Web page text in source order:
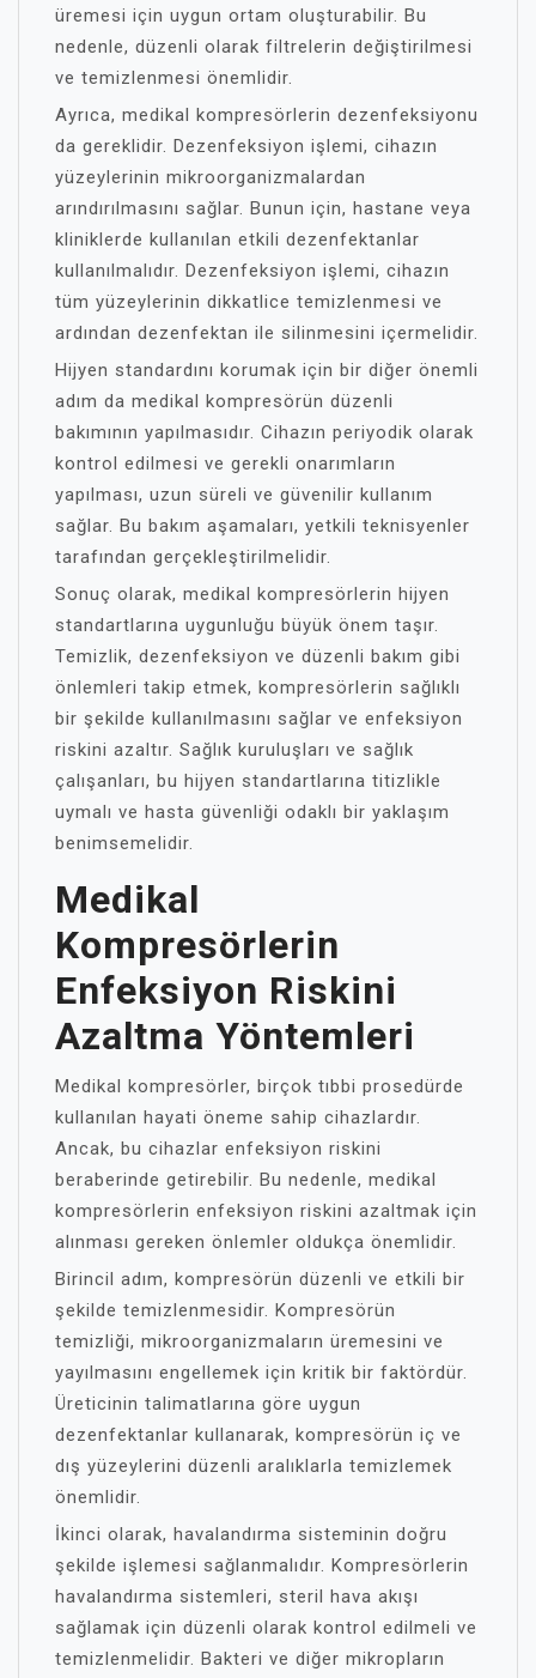
üremesi için uygun ortam oluşturabilir. Bu
nedenle, düzenli olarak filtrelerin değiştirilmesi
ve temizlenmesi önemlidir.
Ayrıca, medikal kompresörlerin dezenfeksiyonu
da gereklidir. Dezenfeksiyon işlemi, cihazın
yüzeylerinin mikroorganizmalardan
arındırılmasını sağlar. Bunun için, hastane veya
kliniklerde kullanılan etkili dezenfektanlar
kullanılmalıdır. Dezenfeksiyon işlemi, cihazın
tüm yüzeylerinin dikkatlice temizlenmesi ve
ardından dezenfektan ile silinmesini içermelidir.
Hijyen standardını korumak için bir diğer önemli
adım da medikal kompresörün düzenli
bakımının yapılmasıdır. Cihazın periyodik olarak
kontrol edilmesi ve gerekli onarımların
yapılması, uzun süreli ve güvenilir kullanım
sağlar. Bu bakım aşamaları, yetkili teknisyenler
tarafından gerçekleştirilmelidir.
Sonuç olarak, medikal kompresörlerin hijyen
standartlarına uygunluğu büyük önem taşır.
Temizlik, dezenfeksiyon ve düzenli bakım gibi
önlemleri takip etmek, kompresörlerin sağlıklı
bir şekilde kullanılmasını sağlar ve enfeksiyon
riskini azaltır. Sağlık kuruluşları ve sağlık
çalışanları, bu hijyen standartlarına titizlikle
uymalı ve hasta güvenliği odaklı bir yaklaşım
benimsemelidir.
Medikal
Kompresörlerin
Enfeksiyon Riskini
Azaltma Yöntemleri
Medikal kompresörler, birçok tıbbi prosedürde
kullanılan hayati öneme sahip cihazlardır.
Ancak, bu cihazlar enfeksiyon riskini
beraberinde getirebilir. Bu nedenle, medikal
kompresörlerin enfeksiyon riskini azaltmak için
alınması gereken önlemler oldukça önemlidir.
Birincil adım, kompresörün düzenli ve etkili bir
şekilde temizlenmesidir. Kompresörün
temizliği, mikroorganizmaların üremesini ve
yayılmasını engellemek için kritik bir faktördür.
Üreticinin talimatlarına göre uygun
dezenfektanlar kullanarak, kompresörün iç ve
dış yüzeylerini düzenli aralıklarla temizlemek
önemlidir.
İkinci olarak, havalandırma sisteminin doğru
şekilde işlemesi sağlanmalıdır. Kompresörlerin
havalandırma sistemleri, steril hava akışı
sağlamak için düzenli olarak kontrol edilmeli ve
temizlenmelidir. Bakteri ve diğer mikropların